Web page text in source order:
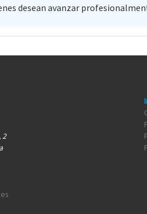
desean avanzar
2